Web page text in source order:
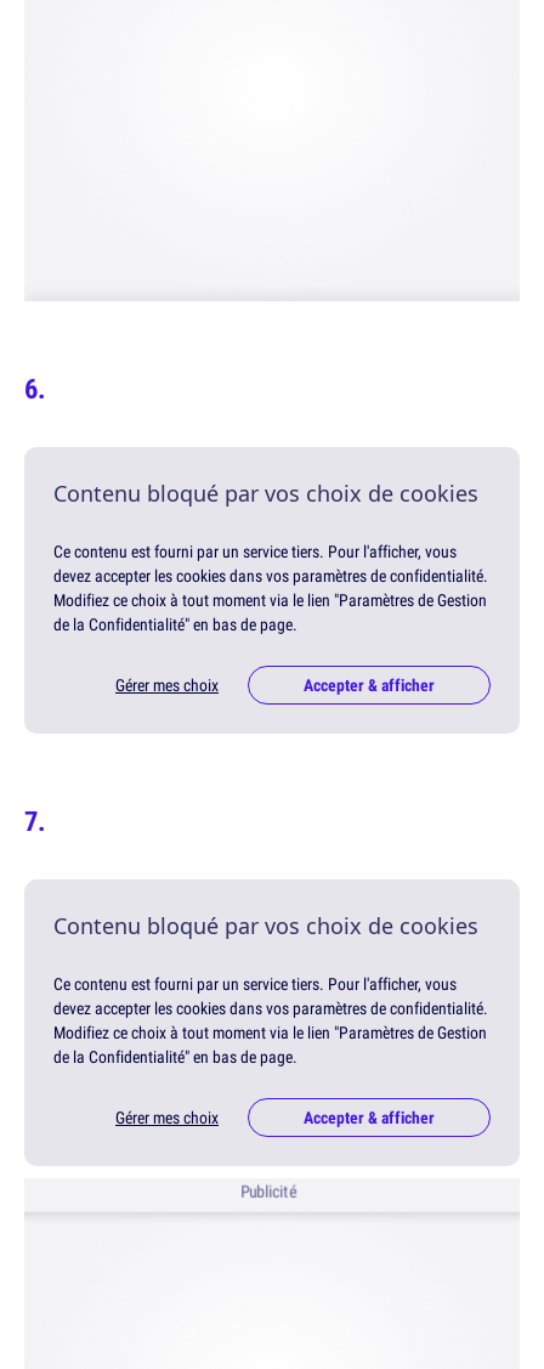
Contenu bloqué par vos choix de cookies
Ce contenu est fourni par un service tiers. Pour l'afficher, vous
devez accepter les cookies dans vos paramètres de confidentialité.
Modifiez ce choix à tout moment via le lien "Paramètres de Gestion
de la Confidentialité" en bas de page.
Gérer mes choix Accepter & afficher
Contenu bloqué par vos choix de cookies
Ce contenu est fourni par un service tiers. Pour l'afficher, vous
devez accepter les cookies dans vos paramètres de confidentialité.
Modifiez ce choix à tout moment via le lien "Paramètres de Gestion
de la Confidentialité" en bas de page.
Gérer mes choix Accepter & afficher
Publicité